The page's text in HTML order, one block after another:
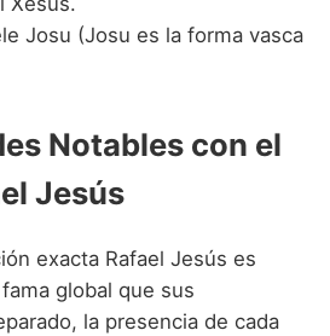
Josu (Josu es la forma vasca
Notables con el
Jesús
exacta Rafael Jesús es
global que sus
la presencia de cada